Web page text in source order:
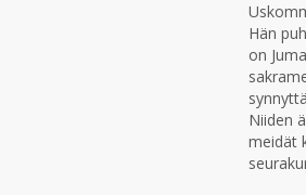
Hän
on
Niiden
meidät